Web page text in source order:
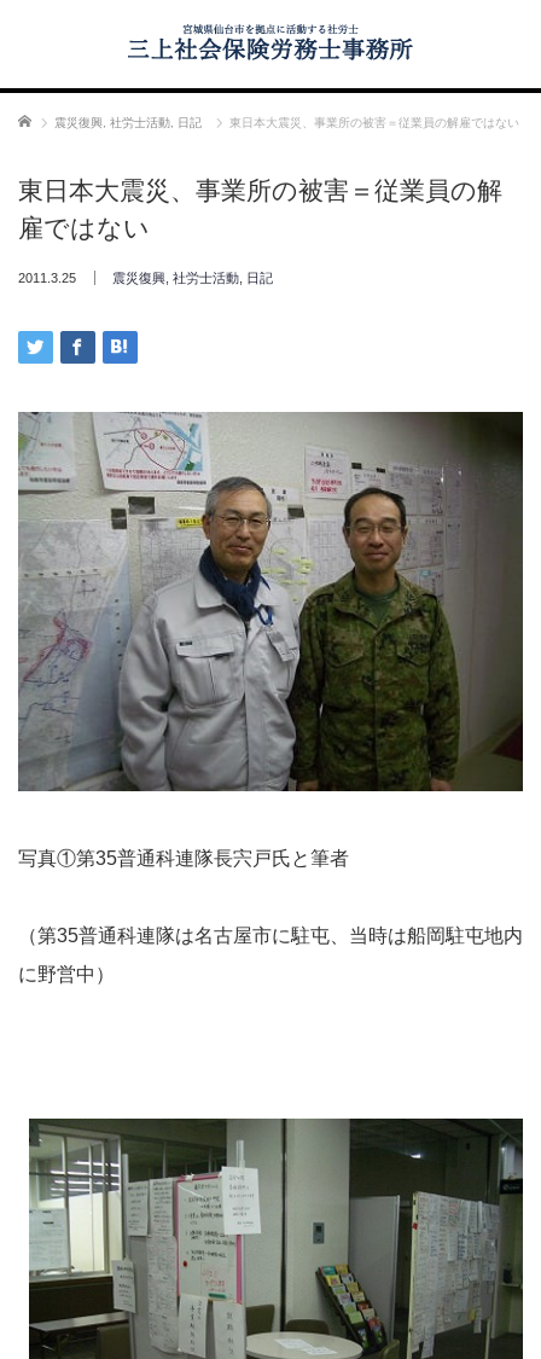
ホーム 震災復興 社労士活動 日記 東日本大震災、事業所の被害＝従業員の解雇ではない
東日本大震災、事業所の被害＝従業員の解
雇ではない
2011.3.25 震災復興 社労士活動 日記
写真①第35普通科連隊長宍戸氏と筆者
（第35普通科連隊は名古屋市に駐屯、当時は船岡駐屯地内
に野営中）